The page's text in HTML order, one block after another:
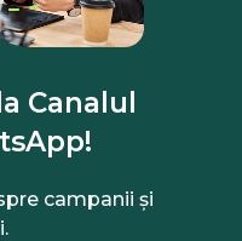
Canalul
campanii și